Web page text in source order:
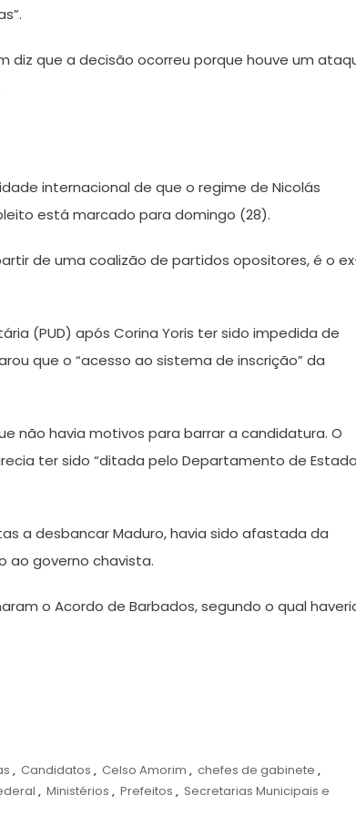
diz que a decisão ocorreu porque houve um
internacional de que o regime de Nicolás
está marcado para domingo (28).
de uma coalizão de partidos opositores, é o
(PUD) após Corina Yoris ter sido impedida de
que o “acesso ao sistema de inscrição” da
não havia motivos para barrar a candidatura. O
ter sido “ditada pelo Departamento de
a desbancar Maduro, havia sido afastada da
ao governo chavista.
o Acordo de Barbados, segundo o qual
, Candidatos , Celso Amorim , chefes de gabinete ,
, Ministérios , Prefeitos , Secretarias Municipais e